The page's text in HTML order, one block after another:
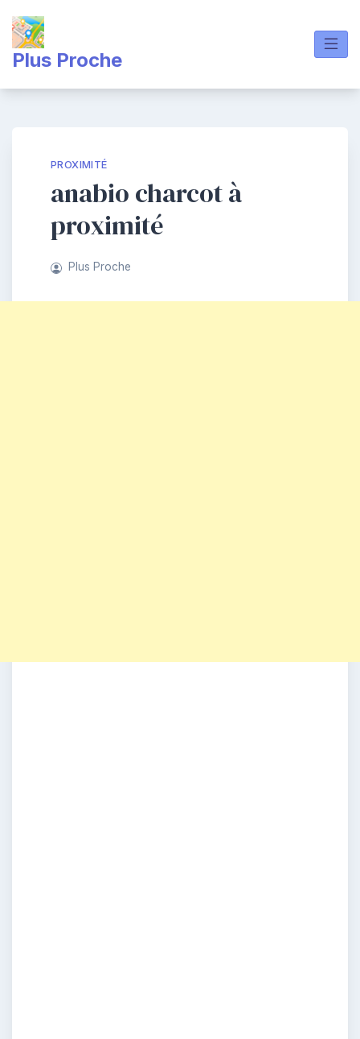
content
Plus Proche
PROXIMITÉ
anabio charcot à
proximité
Plus Proche